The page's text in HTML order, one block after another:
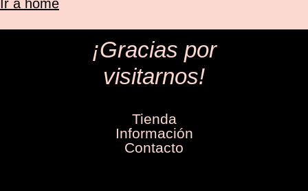
Ir a home
¡Gracias por
visitarnos!
Tienda
Información
Contacto